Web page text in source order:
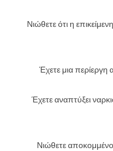
Νιώθετε ότι η
Έχετε μια
Έχετε αναπτύξει
Νιώθετε